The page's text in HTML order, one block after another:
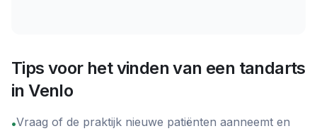
Tips voor het vinden van een tandarts
inVenlo
•Vraag of de praktijk nieuwe patiënten aanneemt en